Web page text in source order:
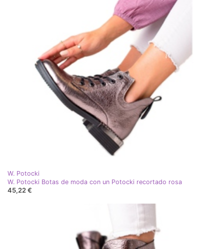
W. Potocki
W. Potocki Botas de moda con un Potocki recortado rosa
45,22 €